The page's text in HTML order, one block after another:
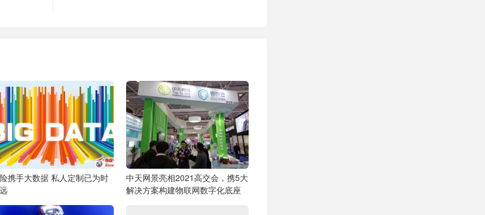
携手大数据 私人定制已为时
中天网景亮相2021高交会，携5大
解决方案构建物联网数字化底座